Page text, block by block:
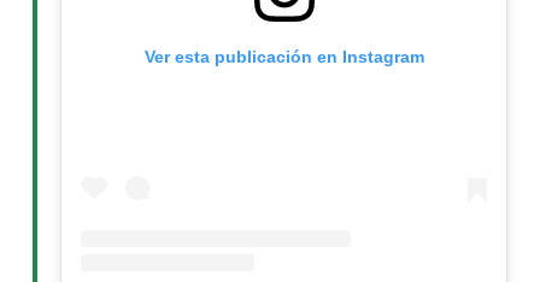
Ver esta publicación en Instagram